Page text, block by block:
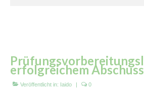
Vereine
Galerien
erfolgreichem Abschuss
Veröffentlicht in: Iaido | 0